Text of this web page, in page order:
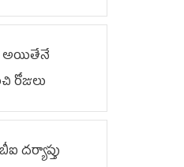
అయితేనే
రోజులు
దర్యాప్తు